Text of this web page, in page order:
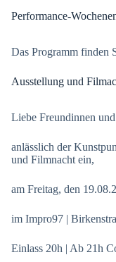
Performance-
Das Programm finden
Ausstellung und
Liebe Freundinnen
anlässlich der
und Filmnacht ein,
am Freitag, den
im Impro97 |
Einlass 20h | Ab 21h